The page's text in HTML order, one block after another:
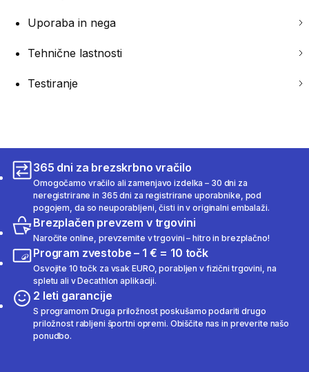
Uporaba in nega
Tehnične lastnosti
Testiranje
365 dni za brezskrbno vračilo
Omogočamo vračilo ali zamenjavo izdelka – 30 dni za
neregistrirane in 365 dni za registrirane uporabnike, pod
pogojem, da so neuporabljeni, čisti in v originalni embalaži.
Brezplačen prevzem v trgovini
Naročite online, prevzemite v trgovini – hitro in brezplačno!
Program zvestobe – 1 € = 10 točk
Osvojite 10 točk za vsak EURO, porabljen v fizični trgovini, na
spletu ali v Decathlon aplikaciji.
2 leti garancije
S programom Druga priložnost poskušamo podariti drugo
priložnost rabljeni športni opremi. Obiščite nas in preverite našo
ponudbo.